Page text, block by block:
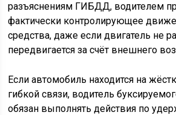
разъяснениям ГИБДД, водителем
фактически контролирующее
средства, даже если двигатель не
передвигается за счёт внешнего
Если автомобиль находится на
гибкой связи, водитель
обязан выполнять действия по